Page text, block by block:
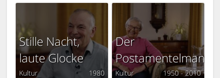
Stille Nacht,
laute Glocke
Kultur 1980
Der
Postamentelmann
Kultur 1950 - 2010